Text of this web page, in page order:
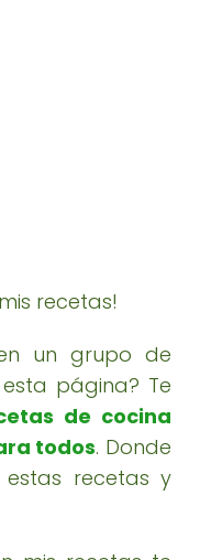
recetas!
un grupo de
página? Te
de cocina
todos. Donde
recetas y